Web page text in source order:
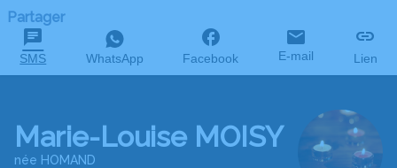
Partager
SMS WhatsApp Facebook E-mail Lien
Marie-Louise MOISY
née HOMAND